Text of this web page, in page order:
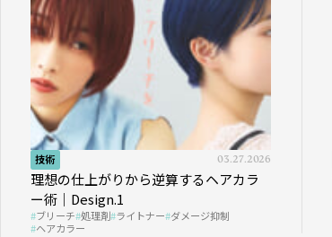
技術 03.27.2026
理想の仕上がりから逆算するヘアカラ
ー術｜Design.1
ブリーチ 処理剤 ライトナー ダメージ抑制
ヘアカラー